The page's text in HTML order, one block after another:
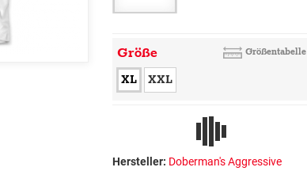
Größe Größentabelle
XL XXL
Hersteller: Doberman's Aggressive